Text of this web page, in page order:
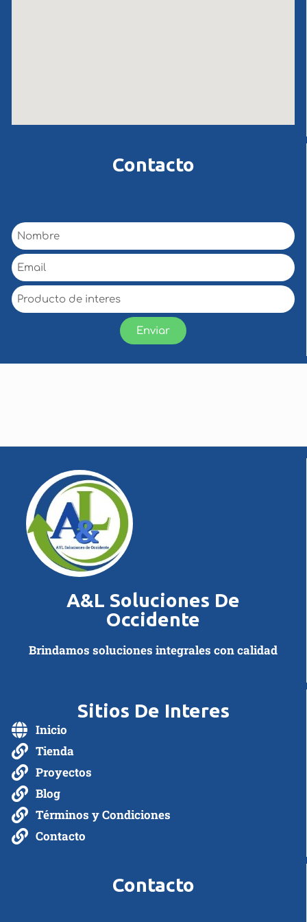
Contacto
Enviar
A&L Soluciones De
Occidente
Brindamos soluciones integrales con calidad
Sitios De Interes
Inicio
Tienda
Proyectos
Blog
Términos y Condiciones
Contacto
Contacto